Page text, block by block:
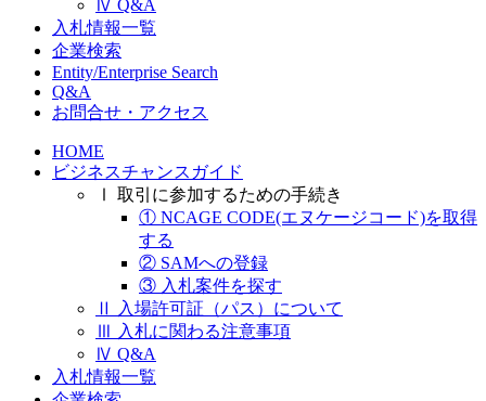
Ⅳ Q&A
入札情報一覧
企業検索
Entity/Enterprise Search
Q&A
お問合せ・アクセス
HOME
ビジネスチャンスガイド
Ⅰ 取引に参加するための手続き
① NCAGE CODE(エヌケージコード)を取得
する
② SAMへの登録
③ 入札案件を探す
Ⅱ 入場許可証（パス）について
Ⅲ 入札に関わる注意事項
Ⅳ Q&A
入札情報一覧